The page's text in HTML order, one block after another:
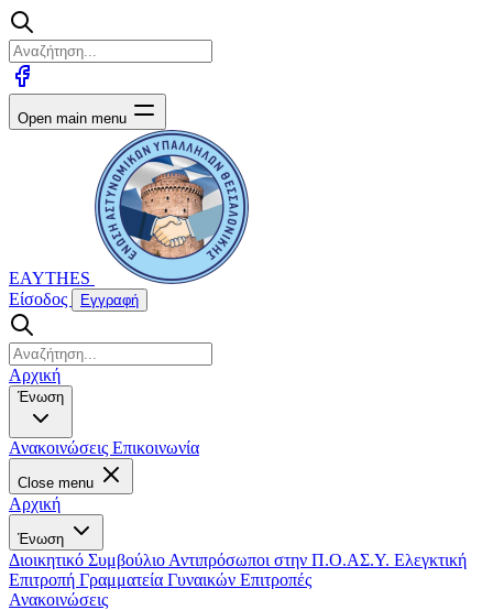
Open main menu
EAYTHES
Είσοδος
Εγγραφή
Αρχική
Ένωση
Ανακοινώσεις Επικοινωνία
Close menu
Αρχική
Ένωση
Διοικητικό Συμβούλιο Αντιπρόσωποι στην Π.Ο.ΑΣ.Υ. Ελεγκτική
Επιτροπή Γραμματεία Γυναικών Επιτροπές
Ανακοινώσεις